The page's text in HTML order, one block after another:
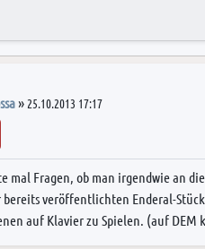
» 25.10.2013 17:17
mal Fragen, ob man irgendwie an
bereits veröffentlichten Enderal-
auf Klavier zu Spielen. (auf